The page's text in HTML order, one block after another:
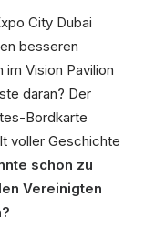
City Dubai
besseren
Vision Pavilion
daran? Der
Bordkarte
voller Geschichte
schon zu
Vereinigten